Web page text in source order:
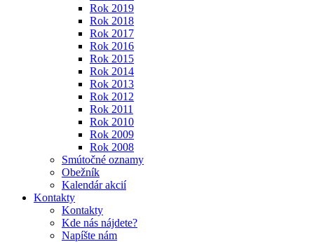
Rok 2019
Rok 2018
Rok 2017
Rok 2016
Rok 2015
Rok 2014
Rok 2013
Rok 2012
Rok 2011
Rok 2010
Rok 2009
Rok 2008
Smútočné oznamy
Obežník
Kalendár akcií
Kontakty
Kontakty
Kde nás nájdete?
Napíšte nám